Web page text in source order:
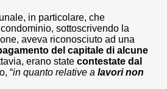
in particolare, che
condominio, sottoscrivendo la
aveva riconosciuto ad una
del capitale di alcune
erano state contestate dal
“in quanto relative a lavori non